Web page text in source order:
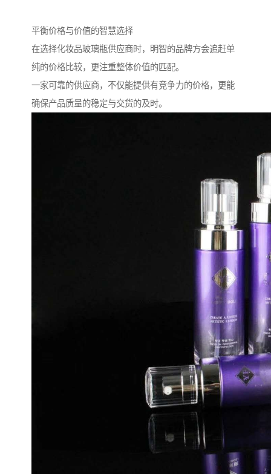
平衡价格与价值的智慧选择
在选择化妆品玻璃瓶供应商时，明智的品牌方会追赶单
纯的价格比较，更注重整体价值的匹配。
一家可靠的供应商，不仅能提供有竞争力的价格，更能
确保产品质量的稳定与交货的及时。